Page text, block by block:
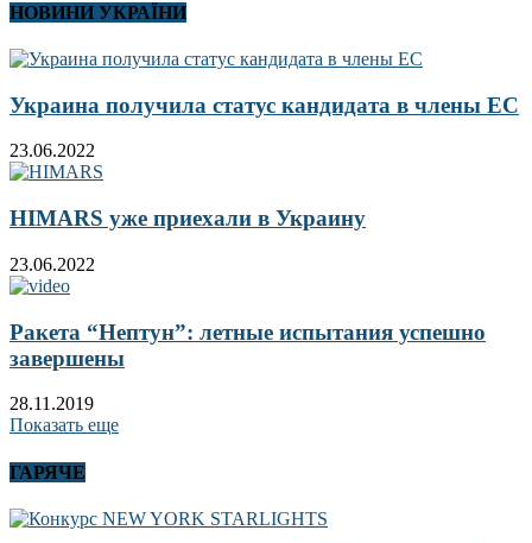
НОВИНИ УКРАЇНИ
Украина получила статус кандидата в члены ЕС
23.06.2022
HIMARS уже приехали в Украину
23.06.2022
Ракета “Нептун”: летные испытания успешно
завершены
28.11.2019
Показать еще
ГАРЯЧЕ